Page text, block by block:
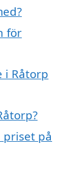
för
i Råtorp
på